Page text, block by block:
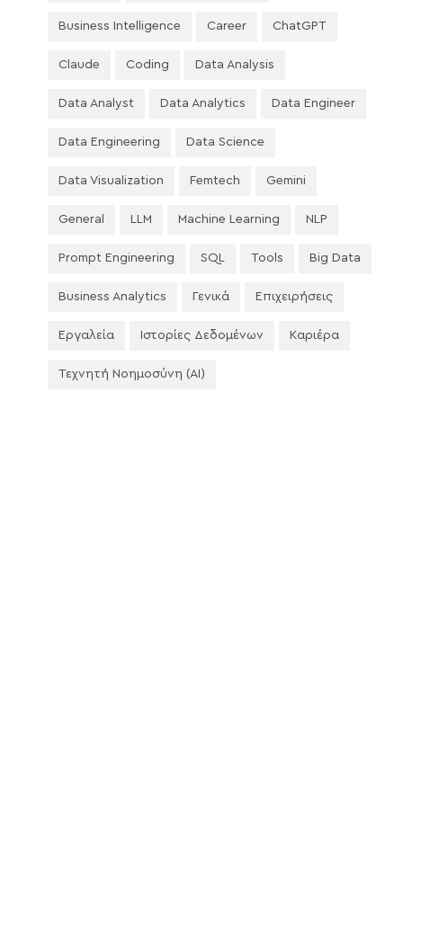
Business Intelligence Career ChatGPT
Claude Coding Data Analysis
Data Analyst Data Analytics Data Engineer
Data Engineering Data Science
Data Visualization Femtech Gemini
General LLM Machine Learning NLP
Prompt Engineering SQL Tools Big Data
Business Analytics Γενικά Επιχειρήσεις
Εργαλεία Ιστορίες Δεδομένων Καριέρα
Τεχνητή Νοημοσύνη (AI)